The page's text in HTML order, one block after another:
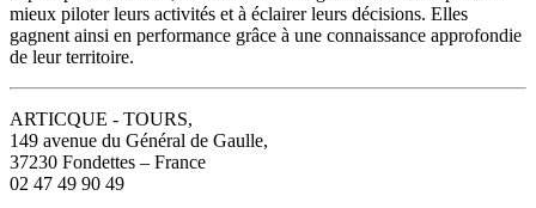
mieux piloter leurs activités et à éclairer leurs décisions. Elles
gagnent ainsi en performance grâce à une connaissance approfondie
de leur territoire.
ARTICQUE - TOURS,
149 avenue du Général de Gaulle,
37230 Fondettes – France
02 47 49 90 49